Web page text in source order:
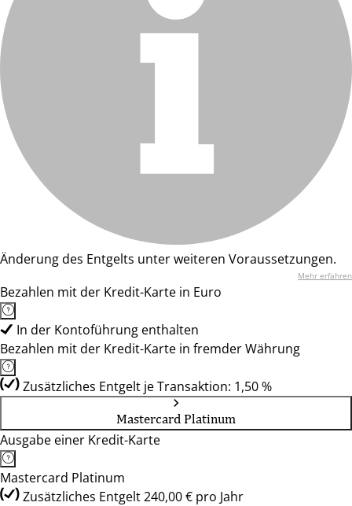
Änderung des Entgelts unter weiteren Voraussetzungen.
Mehr erfahren
Bezahlen mit der Kredit-Karte in Euro
In der Kontoführung enthalten
Bezahlen mit der Kredit-Karte in fremder Währung
Zusätzliches Entgelt je Transaktion: 1,50 %
Mastercard Platinum
Ausgabe einer Kredit-Karte
Mastercard Platinum
Zusätzliches Entgelt 240,00 € pro Jahr